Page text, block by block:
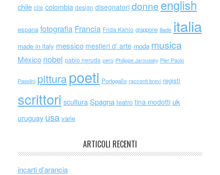
chile cile colombia design disegnatori donne english
espana fotografia Francia Frida Kahlo giappone iliade italia
made in italy messico mestieri d' arte moda musica
México nobel pablo neruda perù Philippe Jaroussky Pier Paolo
Pasolini pitturapoeti Portogallo racconti brevi registi
scrittori scultura Spagna teatro tina modotti uk
uruguay usa varie
ARTICOLI RECENTI
incarti d’arancia